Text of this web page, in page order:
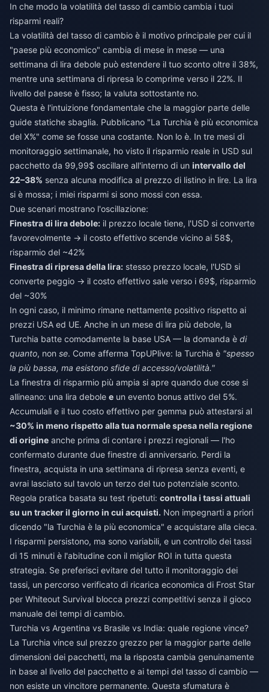
In che modo la volatilità del tasso di cambio cambia i tuoi
risparmi reali?
La volatilità del tasso di cambio è il motivo principale per cui il
"paese più economico" cambia di mese in mese — una
settimana di lira debole può estendere il tuo sconto oltre il 38%,
mentre una settimana di ripresa lo comprime verso il 22%. Il
livello del paese è fisso; la valuta sottostante no.
Questa è l'intuizione fondamentale che la maggior parte delle
guide statiche sbaglia. Pubblicano "La Turchia è più economica
del X%" come se fosse una costante. Non lo è. In tre mesi di
monitoraggio settimanale, ho visto il risparmio reale in USD sul
pacchetto da 99,99$ oscillare all'interno di un intervallo del
22–38% senza alcuna modifica al prezzo di listino in lire. La lira
si è mossa; i miei risparmi si sono mossi con essa.
Due scenari mostrano l'oscillazione:
Finestra di lira debole: il prezzo locale tiene, l'USD si converte
favorevolmente → il costo effettivo scende vicino ai 58$,
risparmio del ~42%
Finestra di ripresa della lira: stesso prezzo locale, l'USD si
converte peggio → il costo effettivo sale verso i 69$, risparmio
del ~30%
In ogni caso, il minimo rimane nettamente positivo rispetto ai
prezzi USA ed UE. Anche in un mese di lira più debole, la
Turchia batte comodamente la base USA — la domanda è di
quanto, non se. Come afferma TopUPlive: la Turchia è "spesso
la più bassa, ma esistono sfide di accesso/volatilità."
La finestra di risparmio più ampia si apre quando due cose si
allineano: una lira debole e un evento bonus attivo del 5%.
Accumulali e il tuo costo effettivo per gemma può attestarsi al
~30% in meno rispetto alla tua normale spesa nella regione
di origine anche prima di contare i prezzi regionali — l'ho
confermato durante due finestre di anniversario. Perdi la
finestra, acquista in una settimana di ripresa senza eventi, e
avrai lasciato sul tavolo un terzo del tuo potenziale sconto.
Regola pratica basata su test ripetuti: controlla i tassi attuali
su un tracker il giorno in cui acquisti. Non impegnarti a priori
dicendo "la Turchia è la più economica" e acquistare alla cieca.
I risparmi persistono, ma sono variabili, e un controllo dei tassi
di 15 minuti è l'abitudine con il miglior ROI in tutta questa
strategia. Se preferisci evitare del tutto il monitoraggio dei
tassi, un percorso verificato di ricarica economica di Frost Star
per Whiteout Survival blocca prezzi competitivi senza il gioco
manuale dei tempi di cambio.
Turchia vs Argentina vs Brasile vs India: quale regione vince?
La Turchia vince sul prezzo grezzo per la maggior parte delle
dimensioni dei pacchetti, ma la risposta cambia genuinamente
in base al livello del pacchetto e ai tempi del tasso di cambio —
non esiste un vincitore permanente. Questa sfumatura è